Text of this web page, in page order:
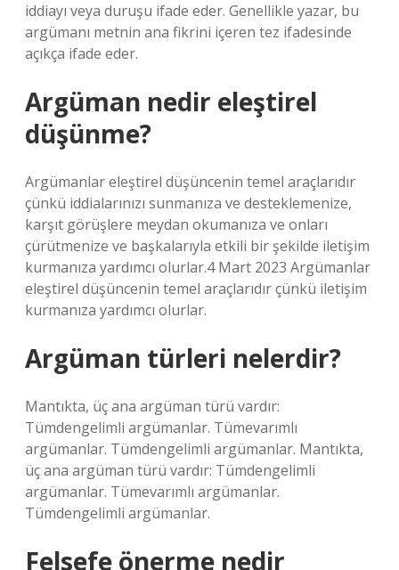
iddiayı veya duruşu ifade eder. Genellikle yazar, bu
argümanı metnin ana fikrini içeren tez ifadesinde
açıkça ifade eder.
Argüman nedir eleştirel
düşünme?
Argümanlar eleştirel düşüncenin temel araçlarıdır
çünkü iddialarınızı sunmanıza ve desteklemenize,
karşıt görüşlere meydan okumanıza ve onları
çürütmenize ve başkalarıyla etkili bir şekilde iletişim
kurmanıza yardımcı olurlar.4 Mart 2023 Argümanlar
eleştirel düşüncenin temel araçlarıdır çünkü iletişim
kurmanıza yardımcı olurlar.
Argüman türleri nelerdir?
Mantıkta, üç ana argüman türü vardır:
Tümdengelimli argümanlar. Tümevarımlı
argümanlar. Tümdengelimli argümanlar. Mantıkta,
üç ana argüman türü vardır: Tümdengelimli
argümanlar. Tümevarımlı argümanlar.
Tümdengelimli argümanlar.
Felsefe önerme nedir